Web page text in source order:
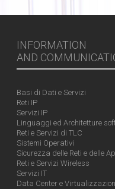
INFORMATION
AND
Basi di Dati e Servizi
Reti IP
Servizi IP
Linguaggi ed Architetture
Reti e Servizi di TLC
Sistemi Operativi
Sicurezza delle Reti e delle
Reti e Servizi Wireless
Servizi IT
Data Center e